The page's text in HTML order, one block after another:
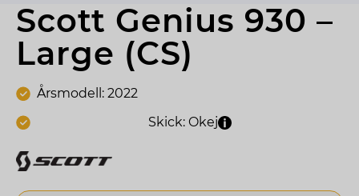
Scott Genius 930 –
Large (CS)
Årsmodell: 2022
Skick: Okej